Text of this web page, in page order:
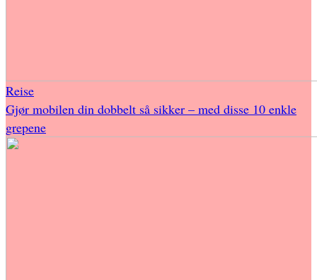
Reise
Gjør mobilen din dobbelt så sikker – med disse 10 enkle
grepene